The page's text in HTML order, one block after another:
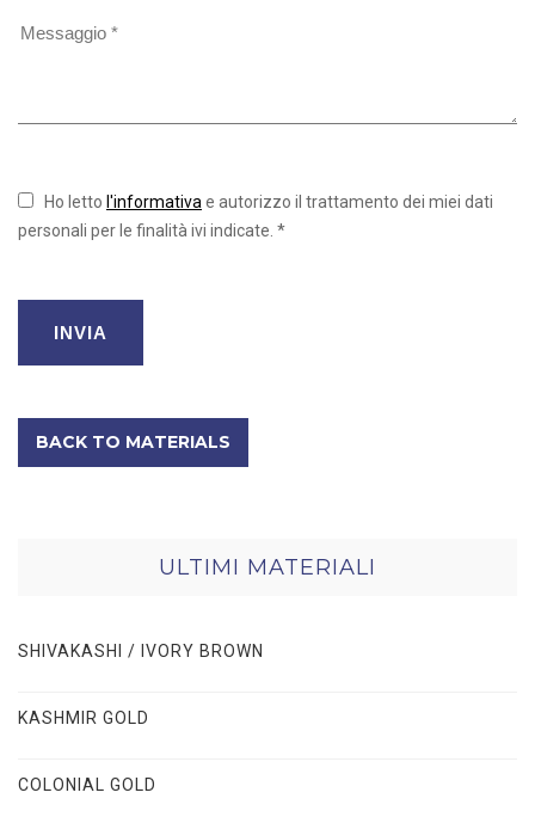
Ho letto l'informativa e autorizzo il trattamento dei miei dati
personali per le finalità ivi indicate. *
BACK TO MATERIALS
ULTIMI MATERIALI
SHIVAKASHI / IVORY BROWN
KASHMIR GOLD
COLONIAL GOLD